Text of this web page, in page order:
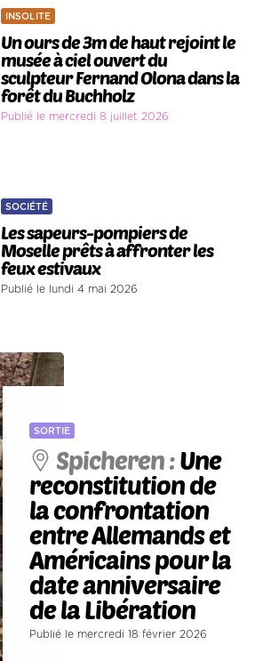
INSOLITE
Un ours de 3m de haut rejoint le
musée à ciel ouvert du
sculpteur Fernand Olona dans la
forêt du Buchholz
Publié le mercredi 8 juillet 2026
SOCIÉTÉ
Les sapeurs-pompiers de
Moselle prêts à affronter les
feux estivaux
Publié le lundi 4 mai 2026
SORTIE
Spicheren :Une
reconstitution de
la confrontation
entre Allemands et
Américains pour la
date anniversaire
de la Libération
Publié le mercredi 18 février 2026